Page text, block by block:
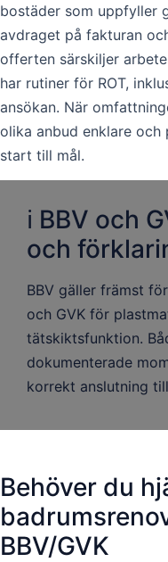
bostäder som uppfyller
avdraget på fakturan
offerten särskiljer
har rutiner för ROT,
ansökan. När
olika anbud enklare
start till mål.
ℹ️ BBV och
och
BBV gäller främst
och GVK för
tätskiktsfunktion.
dokumenterade
korrekt anslutning
Behöver du
BBV/GVK